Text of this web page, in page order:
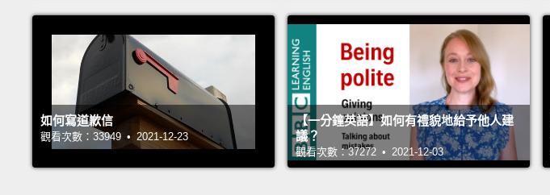
如何寫道歉信
觀看次數：33949 • 2021-12-23
【一分鐘英語】如何有禮貌地給予他人建
議？
觀看次數：37272 • 2021-12-03